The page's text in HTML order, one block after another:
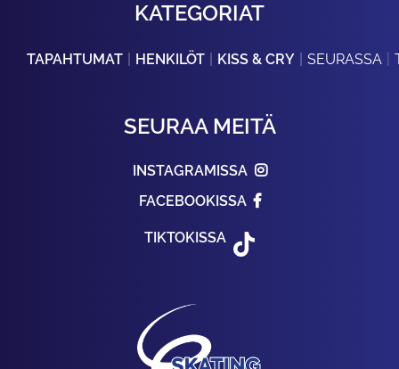
KATEGORIAT
TAPAHTUMAT HENKILÖT KISS & CRY SEURASSA
SEURAA MEITÄ
INSTAGRAMISSA
FACEBOOKISSA
TIKTOKISSA